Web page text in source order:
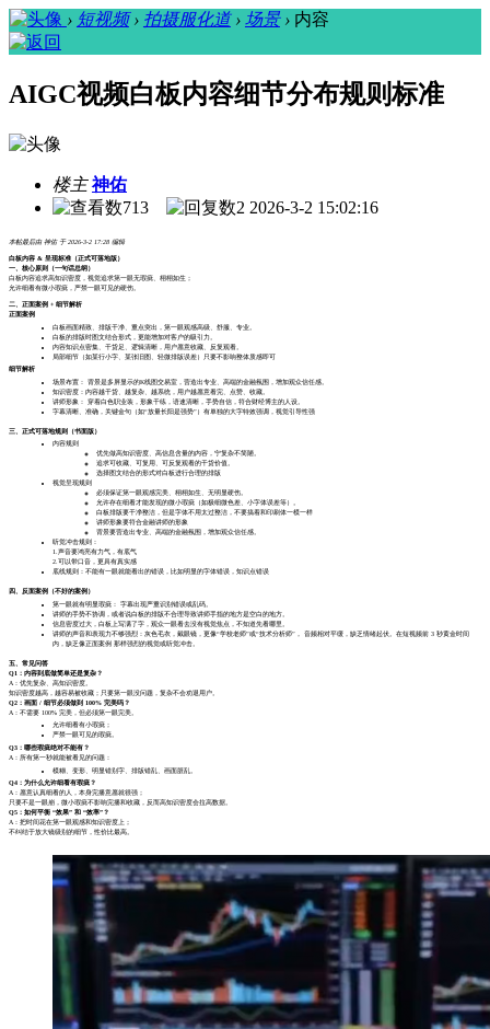
› 短视频 › 拍摄服化道 › 场景 › 内容
AIGC视频白板内容细节分布规则标准
楼主 神佑
713
2 2026-3-2 15:02:16
本帖最后由 神佑 于 2026-3-2 17:28 编辑
白板内容 & 呈现标准（正式可落地版）
一、核心原则（一句话总纲）
白板内容追求高知识密度，视觉追求第一眼无瑕疵、栩栩如生；
允许细看有微小瑕疵，严禁一眼可见的硬伤。
二、正面案例 + 细节解析
正面案例
白板画面精致、排版干净、重点突出，第一眼观感高级、舒服、专业。
白板的排版时图文结合形式，更能增加对客户的吸引力。
内容知识点密集、干货足、逻辑清晰，用户愿意收藏、反复观看。
局部细节（如某行小字、某张旧图、轻微排版误差）只要不影响整体质感即可
细节解析
场景布置： 背景是多屏显示的K线图交易室，营造出专业、高端的金融氛围，增加观众信任感。
知识密度：内容越干货、越复杂、越系统，用户越愿意看完、点赞、收藏。
讲师形象： 穿着白色职业装，形象干练，语速清晰，手势自信，符合财经博主的人设。
字幕清晰、准确，关键金句（如“放量长阳是强势”）有单独的大字特效强调，视觉引导性强
三、正式可落地规则（书面版）
内容规则
优先做高知识密度、高信息含量的内容，宁复杂不简陋。
追求可收藏、可复用、可反复观看的干货价值。
选择图文结合的形式对白板进行合理的排版
视觉呈现规则
必须保证第一眼观感完美、栩栩如生、无明显硬伤。
允许存在细看才能发现的微小瑕疵（如极细微色差、小字体误差等）。
白板排版要干净整洁，但是字体不用太过整洁，不要搞着和印刷体一模一样
讲师形象要符合金融讲师的形象
背景要营造出专业、高端的金融氛围，增加观众信任感。
听觉冲击规则：
1.声音要鸿亮有力气，有底气
2.可以带口音，更具有真实感
底线规则：不能有一眼就能看出的错误，比如明显的字体错误，知识点错误
四、反面案例（不好的案例）
第一眼就有明显瑕疵： 字幕出现严重识别错误或乱码。
讲师的手势不协调，或者说白板的排版不合理导致讲师手指的地方是空白的地方。
信息密度过大，白板上写满了字，观众一眼看去没有视觉焦点，不知道先看哪里。
讲师的声音和表现力不够强烈：灰色毛衣，戴眼镜，更像“学校老师”或“技术分析师”， 音频相对平缓，缺乏情绪起伏。在短视频前 3 秒黄金时间
内，缺乏像正面案例 那样强烈的视觉或听觉冲击。
五、常见问答
Q1：内容到底做简单还是复杂？
A：优先复杂、高知识密度。
知识密度越高，越容易被收藏；只要第一眼没问题，复杂不会劝退用户。
Q2：画面 / 细节必须做到 100% 完美吗？
A：不需要 100% 完美，但必须第一眼完美。
允许细看有小瑕疵；
严禁一眼可见的瑕疵。
Q3：哪些瑕疵绝对不能有？
A：所有第一秒就能被看见的问题：
模糊、变形、明显错别字、排版错乱、画面脏乱。
Q4：为什么允许细看有瑕疵？
A：愿意认真细看的人，本身完播意愿就很强；
只要不是一眼崩，微小瑕疵不影响完播和收藏，反而高知识密度会拉高数据。
Q5：如何平衡 “效果” 和 “效率”？
A：把时间花在第一眼观感和知识密度上；
不纠结于放大镜级别的细节，性价比最高。